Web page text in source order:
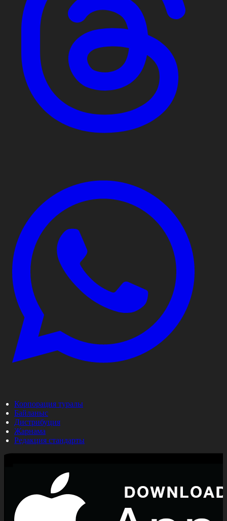
Корпорация туралы
Байланыс
Дистрибуция
Жарнама
Редакция стандарты